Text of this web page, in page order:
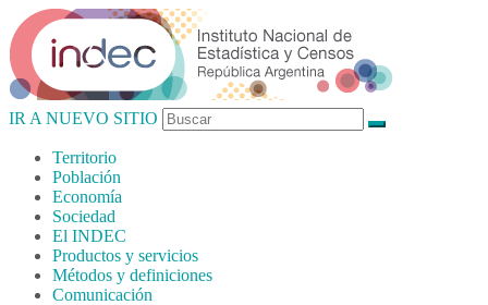
IR A NUEVO SITIO
Territorio
Población
Economía
Sociedad
El INDEC
Productos y servicios
Métodos y definiciones
Comunicación